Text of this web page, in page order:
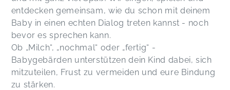
entdecken gemeinsam, wie du schon mit deinem
Baby in einen echten Dialog treten kannst - noch
bevor es sprechen kann.
Ob „Milch“, „nochmal“ oder „fertig“ -
Babygebärden unterstützen dein Kind dabei, sich
mitzuteilen, Frust zu vermeiden und eure Bindung
zu stärken.